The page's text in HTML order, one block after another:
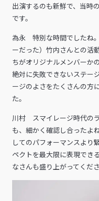
出演するのも新鮮で、当時
です。
為永 特別な時間でしたね
ーだった）竹内さんとの活
ちがオリジナルメンバーか
絶対に失敗できないステー
ージのよさをたくさんの方
た。
川村 スマイレージ時代の
も、細かく確認し合ったよ
してのパフォーマンスより
ペクトを最大限に表現でき
なさんも盛り上がってくだ